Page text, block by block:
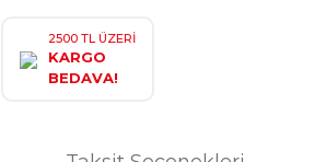
2500 TL ÜZERİ
KARGO
BEDAVA!